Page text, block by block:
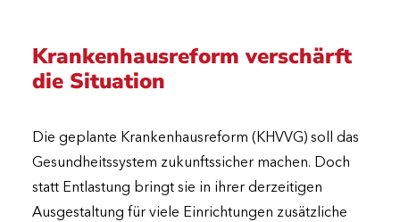
Krankenhausreform verschärft
die Situation
Die geplante Krankenhausreform (KHVVG) soll das
Gesundheitssystem zukunftssicher machen. Doch
statt Entlastung bringt sie in ihrer derzeitigen
Ausgestaltung für viele Einrichtungen zusätzliche